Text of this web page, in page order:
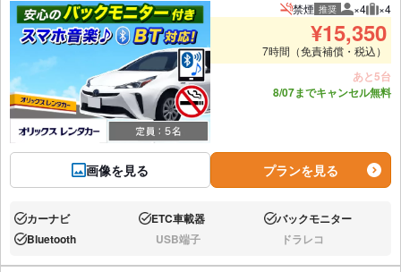
画像を見る
禁煙 推奨 推奨人数
×4 推
×4
¥15,350
7時間（免責補償・税込）
あと5台
8/07までキャンセル無料
プランを見る
あり:カーナビ あり:ETC車載器 あり:バックモニター
あり:Bluetooth なし:USB端子 なし:ドラレコ